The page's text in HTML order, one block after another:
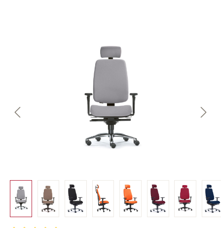
Bildergalerie überspringen